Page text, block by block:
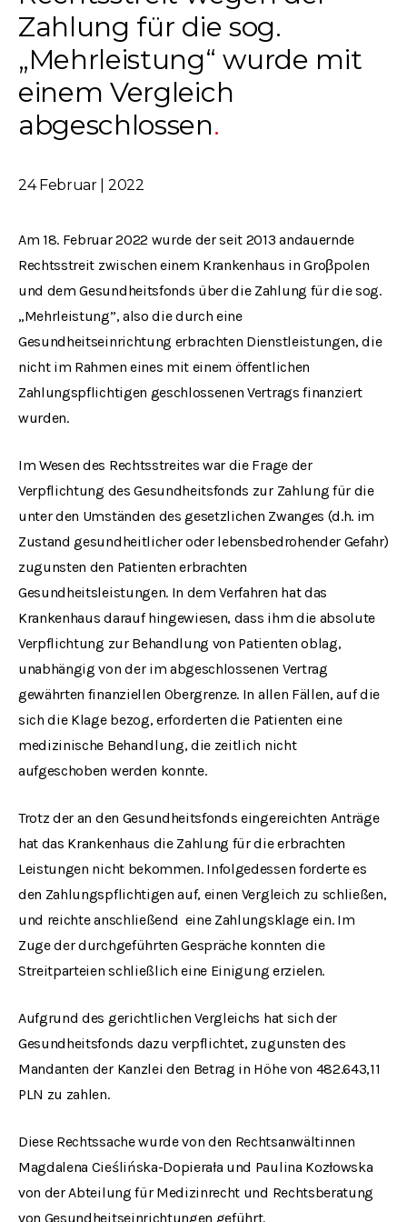
Zahlung für die sog.
„Mehrleistung“ wurde mit
einem Vergleich
abgeschlossen
24 Februar | 2022
Am 18. Februar 2022 wurde der seit 2013 andauernde
Rechtsstreit zwischen einem Krankenhaus in Groβpolen
und dem Gesundheitsfonds über die Zahlung für die sog.
„Mehrleistung”, also die durch eine
Gesundheitseinrichtung erbrachten Dienstleistungen, die
nicht im Rahmen eines mit einem öffentlichen
Zahlungspflichtigen geschlossenen Vertrags finanziert
wurden.
Im Wesen des Rechtsstreites war die Frage der
Verpflichtung des Gesundheitsfonds zur Zahlung für die
unter den Umständen des gesetzlichen Zwanges (d.h. im
Zustand gesundheitlicher oder lebensbedrohender Gefahr)
zugunsten den Patienten erbrachten
Gesundheitsleistungen. In dem Verfahren hat das
Krankenhaus darauf hingewiesen, dass ihm die absolute
Verpflichtung zur Behandlung von Patienten oblag,
unabhängig von der im abgeschlossenen Vertrag
gewährten finanziellen Obergrenze. In allen Fällen, auf die
sich die Klage bezog, erforderten die Patienten eine
medizinische Behandlung, die zeitlich nicht
aufgeschoben werden konnte.
Trotz der an den Gesundheitsfonds eingereichten Anträge
hat das Krankenhaus die Zahlung für die erbrachten
Leistungen nicht bekommen. Infolgedessen forderte es
den Zahlungspflichtigen auf, einen Vergleich zu schließen,
und reichte anschließend eine Zahlungsklage ein. Im
Zuge der durchgeführten Gespräche konnten die
Streitparteien schließlich eine Einigung erzielen.
Aufgrund des gerichtlichen Vergleichs hat sich der
Gesundheitsfonds dazu verpflichtet, zugunsten des
Mandanten der Kanzlei den Betrag in Höhe von 482.643,11
PLN zu zahlen.
Diese Rechtssache wurde von den Rechtsanwältinnen
Magdalena Cieślińska-Dopierała und Paulina Kozłowska
von der Abteilung für Medizinrecht und Rechtsberatung
von Gesundheitseinrichtungen geführt.